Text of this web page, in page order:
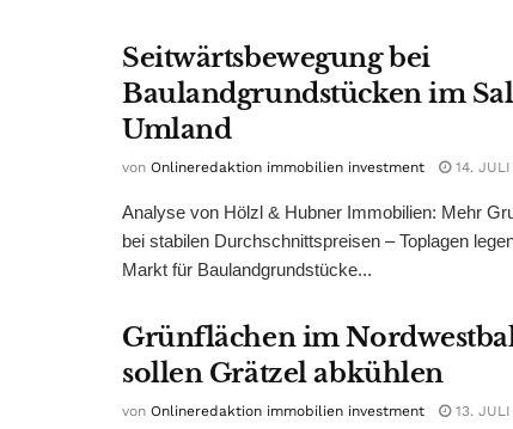
Seitwärtsbewegung bei
Baulandgrundstücken im
Umland
von Onlineredaktion immobilien investment 14. JULI
Analyse von Hölzl & Hubner Immobilien: Mehr
bei stabilen Durchschnittspreisen – Toplagen
Markt für Baulandgrundstücke...
Grünflächen im
sollen Grätzel abkühlen
von Onlineredaktion immobilien investment 13. JULI